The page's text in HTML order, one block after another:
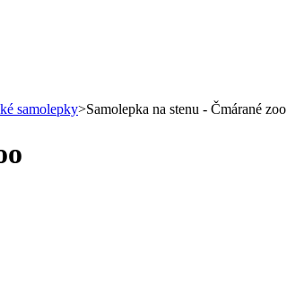
samolepky>Samolepka na stenu - Čmárané zoo